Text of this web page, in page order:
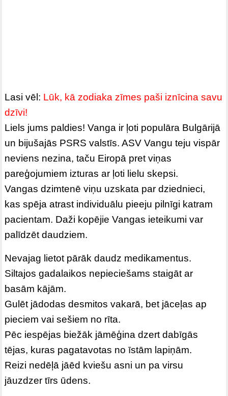
Lasi vēl: Lūk, kā zodiaka zīmes paši iznīcina savu
dzīvi!
Liels jums paldies! Vanga ir ļoti populāra Bulgārijā
un bijušajās PSRS valstīs. ASV Vangu teju vispār
neviens nezina, taču Eiropā pret viņas
pareģojumiem izturas ar ļoti lielu skepsi.
Vangas dzimtenē viņu uzskata par dziednieci,
kas spēja atrast individuālu pieeju pilnīgi katram
pacientam. Daži kopējie Vangas ieteikumi var
palīdzēt daudziem.
Nevajag lietot pārāk daudz medikamentus.
Siltajos gadalaikos nepieciešams staigāt ar
basām kājām.
Gulēt jādodas desmitos vakarā, bet jāceļas ap
pieciem vai sešiem no rīta.
Pēc iespējas biežāk jāmēģina dzert dabīgās
tējas, kuras pagatavotas no īstām lapiņām.
Reizi nedēļā jāēd kviešu asni un pa virsu
jāuzdzer tīrs ūdens.